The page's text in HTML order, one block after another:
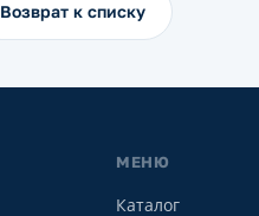
Возврат к списку
МЕНЮ
Каталог